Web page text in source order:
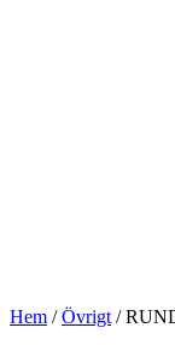
Hem /Övrigt /